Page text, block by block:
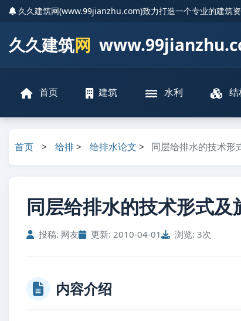
久久建筑网(www.99jianzhu.com)致力打造一个专业的建筑资
久久建筑网
首页 建筑 水利 结
首页 > 给排> 给排水论文 > 同层给排水的技术形
同层给排水的技术形式
投稿: 网友 更新: 2010-04-01 浏览: 3次
内容介绍